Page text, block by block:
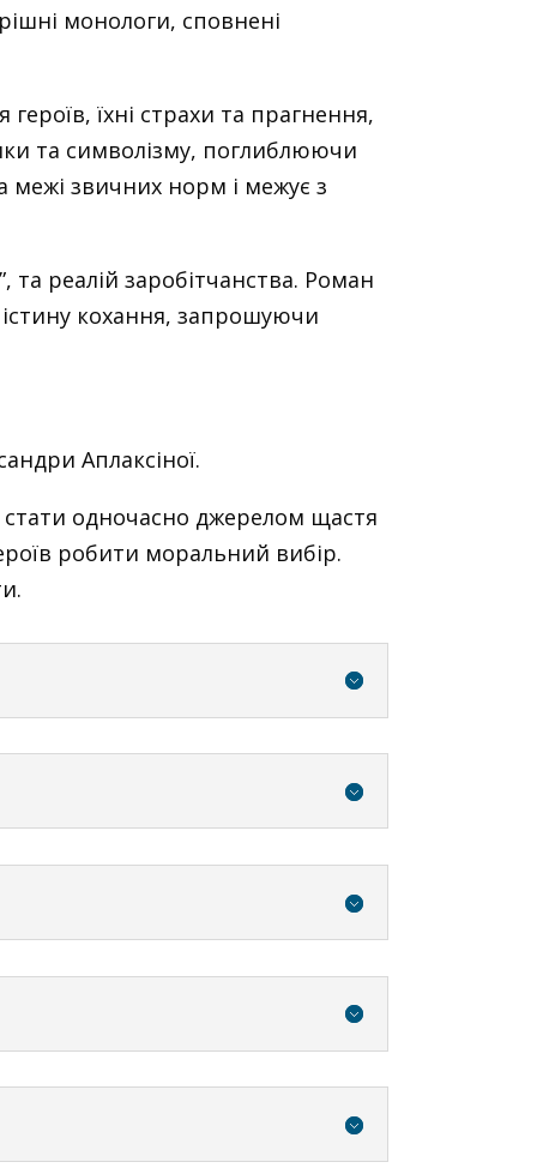
монологи, сповнені
їхні страхи та прагнення,
та символізму, поглиблюючи
межі звичних норм і межує з
та реалій заробітчанства. Роман
кохання, запрошуючи
Аплаксіної.
одночасно джерелом щастя
робити моральний вибір.